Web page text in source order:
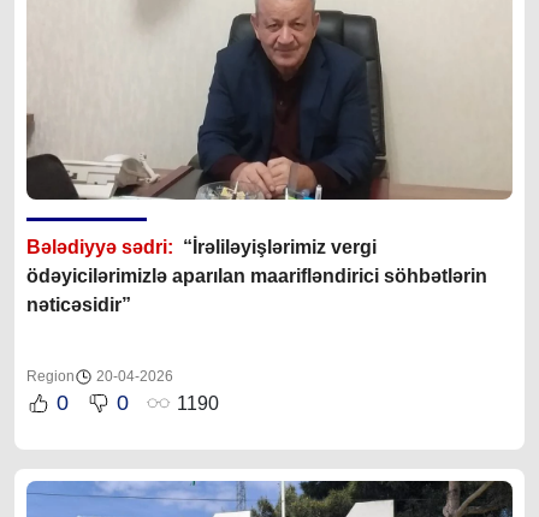
Bələdiyyə sədri: “İrəliləyişlərimiz vergi
ödəyicilərimizlə aparılan maarifləndirici söhbətlərin
nəticəsidir”
Region 20-04-2026
0 0 1190